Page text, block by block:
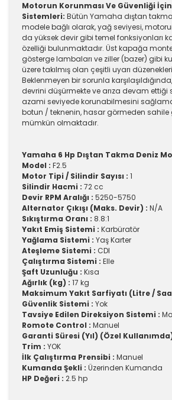
Motorun Korunması Ve Güvenliği
Sistemleri: Bütün Yamaha dıştan
modele bağlı olarak, yağ seviyesi, motorun
da yüksek devir gibi temel fonksiyonları
özelliği bulunmaktadır. Üst kapağa
gösterge lambaları ve ziller (bazer) gibi
üzere takılmış olan çeşitli uyarı
Beklenmeyen bir sorunla
devrini düşürmekte ve arıza devam ettiği
azami seviyede korunabilmesini
botun / teknenin, hasar görmeden sahile
mümkün olmaktadır.
Yamaha 6 Hp Dıştan Takma Deniz
Model : F2.5
Motor Tipi / Silindir Sayısı : 1
Silindir Hacmi : 72 cc
Devir RPM Aralığı : 5250-5750
Alternator Çıkışı (Maks. Devir) : N/A
Sıkıştırma Oranı : 8.8:1
Yakıt Emiş Sistemi : Karbüratör
Yağlama Sistemi : Yaş Karter
Ateşleme Sistemi : CDI
Çalıştırma Sistemi : Elle
Şaft Uzunluğu : Kısa
Ağırlık (kg) : 17 kg
Maksimum Yakıt Sarfiyatı (Litre /
Güvenlik Sistemi : Yok
Tavsiye Edilen Direksiyon Sistemi :
Romote Control : Manuel
Garanti Süresi (Yıl) (Özel
Trim : YOK
İlk Çalıştırma Prensibi : Manuel
Kumanda Şekli : Üzerinden Kumanda
HP Değeri : 2.5 hp